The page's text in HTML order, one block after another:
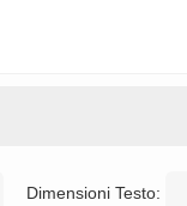
Dimensioni Testo: